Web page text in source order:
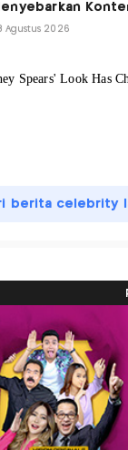
Agustus 2026
berita celebrity